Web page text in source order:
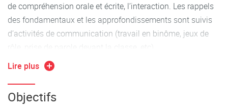
de compréhension orale et écrite, l’interaction. Les rappels
des fondamentaux et les approfondissements sont suivis
d’activités de communication (travail en binôme, jeux de
La formation en salle est complétée par une autoformation
guidée sur une plateforme numérique (renforcement et/ou
approfondissement des acquis, entrainements
Lire plus
Objectifs